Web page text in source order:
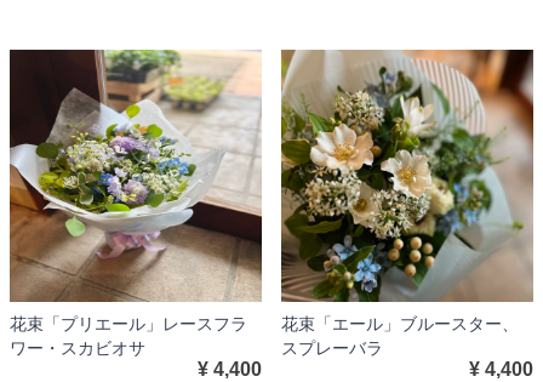
花束「プリエール」レースフラ
ワー・スカビオサ
¥ 4,400
花束「エール」ブルースター、
スプレーバラ
¥ 4,400